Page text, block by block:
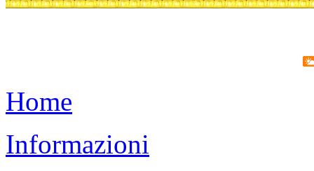
Home
Informazioni